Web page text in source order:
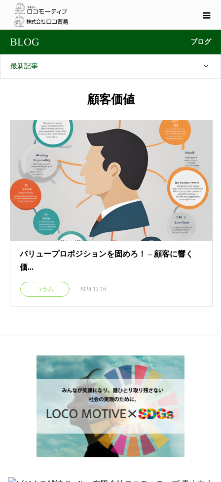
BLOG ブログ
最新記事
顧客価値
バリュープロポジションを固めろ！ – 顧客に響く
価...
コラム 2024.12.16